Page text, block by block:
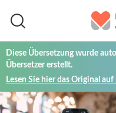
Diese Übersetzung wurde
Übersetzer erstellt.
Lesen Sie hier das Original auf